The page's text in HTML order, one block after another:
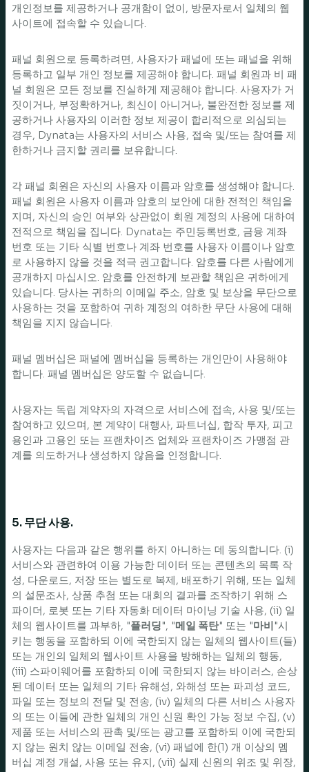
개인정보를 제공하거나 공개함이 없이, 방문자로서 일체의 웹
사이트에 접속할 수 있습니다.
패널 회원으로 등록하려면, 사용자가 패널에 또는 패널을 위해
등록하고 일부 개인 정보를 제공해야 합니다. 패널 회원과 비 패
널 회원은 모든 정보를 진실하게 제공해야 합니다. 사용자가 거
짓이거나, 부정확하거나, 최신이 아니거나, 불완전한 정보를 제
공하거나 사용자의 이러한 정보 제공이 합리적으로 의심되는
경우, Dynata는 사용자의 서비스 사용, 접속 및/또는 참여를 제
한하거나 금지할 권리를 보유합니다.
각 패널 회원은 자신의 사용자 이름과 암호를 생성해야 합니다.
패널 회원은 사용자 이름과 암호의 보안에 대한 전적인 책임을
지며, 자신의 승인 여부와 상관없이 회원 계정의 사용에 대하여
전적으로 책임을 집니다. Dynata는 주민등록번호, 금융 계좌
번호 또는 기타 식별 번호나 계좌 번호를 사용자 이름이나 암호
로 사용하지 않을 것을 적극 권고합니다. 암호를 다른 사람에게
공개하지 마십시오. 암호를 안전하게 보관할 책임은 귀하에게
있습니다. 당사는 귀하의 이메일 주소, 암호 및 보상을 무단으로
사용하는 것을 포함하여 귀하 계정의 여하한 무단 사용에 대해
책임을 지지 않습니다.
패널 멤버십은 패널에 멤버십을 등록하는 개인만이 사용해야
합니다. 패널 멤버십은 양도할 수 없습니다.
사용자는 독립 계약자의 자격으로 서비스에 접속, 사용 및/또는
참여하고 있으며, 본 계약이 대행사, 파트너십, 합작 투자, 피고
용인과 고용인 또는 프랜차이즈 업체와 프랜차이즈 가맹점 관
계를 의도하거나 생성하지 않음을 인정합니다.
5. 무단 사용.
사용자는 다음과 같은 행위를 하지 아니하는 데 동의합니다. (i)
서비스와 관련하여 이용 가능한 데이터 또는 콘텐츠의 목록 작
성, 다운로드, 저장 또는 별도로 복제, 배포하기 위해, 또는 일체
의 설문조사, 상품 추첨 또는 대회의 결과를 조작하기 위해 스
파이더, 로봇 또는 기타 자동화 데이터 마이닝 기술 사용, (ii) 일
체의 웹사이트를 과부하, "플러딩", "메일 폭탄" 또는 "마비"시
키는 행동을 포함하되 이에 국한되지 않는 일체의 웹사이트(들)
또는 개인의 일체의 웹사이트 사용을 방해하는 일체의 행동,
(iii) 스파이웨어를 포함하되 이에 국한되지 않는 바이러스, 손상
된 데이터 또는 일체의 기타 유해성, 와해성 또는 파괴성 코드,
파일 또는 정보의 전달 및 전송, (iv) 일체의 다른 서비스 사용자
의 또는 이들에 관한 일체의 개인 신원 확인 가능 정보 수집, (v)
제품 또는 서비스의 판촉 및/또는 광고를 포함하되 이에 국한되
지 않는 원치 않는 이메일 전송, (vi) 패널에 한(1) 개 이상의 멤
버십 계정 개설, 사용 또는 유지, (vii) 실제 신원의 위조 및 위장,